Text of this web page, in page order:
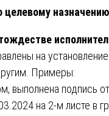
целевому назначению
на
Примеры:
выполнена подпись
на 2-м листе в